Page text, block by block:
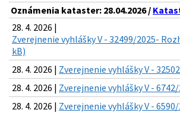
Oznámenia kataster: 28.04.2026 /
28. 4. 2026 |
Zverejnenie vyhlášky V - 32499/2025-
kB)
28. 4. 2026 | Zverejnenie vyhlášky V -
28. 4. 2026 | Zverejnenie vyhlášky V -
28. 4. 2026 | Zverejnenie vyhlášky V -